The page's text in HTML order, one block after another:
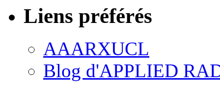
Liens préférés
AAARXUCL
Blog d'APPLIED